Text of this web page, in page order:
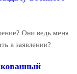
Они ведь меня
в заявлении?